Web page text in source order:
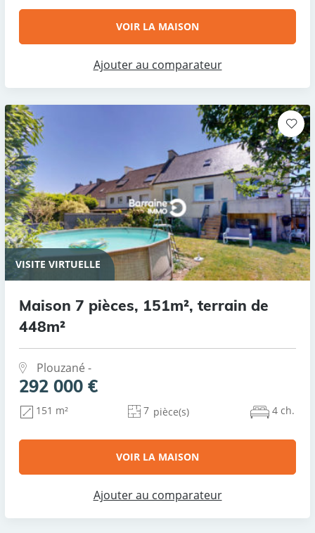
VOIR LA MAISON
Ajouter au comparateur
VISITE VIRTUELLE
Maison 7 pièces, 151m², terrain de
448m²
Plouzané -
292 000 €
151 m² 7 pièce(s) 4 ch.
VOIR LA MAISON
Ajouter au comparateur